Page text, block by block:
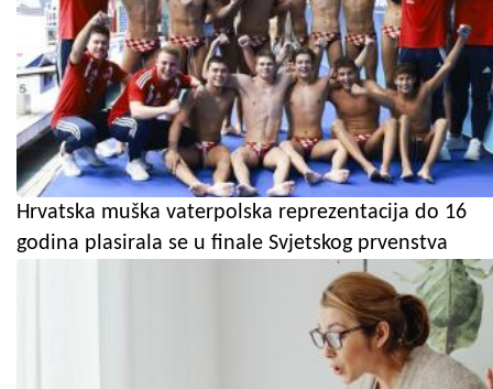
Hrvatska muška vaterpolska reprezentacija do 16
godina plasirala se u finale Svjetskog prvenstva